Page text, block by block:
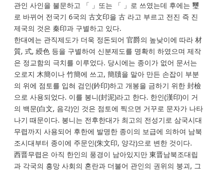
관인 사인을 불문하고 「 」또는 「 」로 쓰였는데 후에는 璽
로 바뀌어 전국기 6국의 古文印을 古 라고 부르고 전진 즉 진
제국의 것은 秦印과 구별하고 있다.
한대에는 관직제도가 더욱 정돈되어 官爵의 높낮이에 따라 材
質, 式, 綬色 등을 구별하여 신분제도를 명확히 하였으며 제작
은 정교함의 극치를 이루었다. 당시에는 종이가 없어 문서는
오로지 木簡이나 竹簡에 쓰고, 簡牘을 말아 만든 손잡이 부분
의 위에 점토를 입혀 검인(鈐印)하고 개봉을 금하기 위한 封檢
으로 사용되었다. 이를 봉니(封泥)라고 한다. 한인(漢印)이 거
의 백문(白文, 음각)인 것은 점토에 찍으면 거꾸로 문자가 나타
나기 때문이다. 봉니는 전후한대가 최고의 전성기로 삼국시대
무렵까지 사용되어 후한에 발명한 종이의 보급에 의하여 남북
조시대부터 종이에 주문인(朱文印, 양각)으로 변한 것이다.
西晋무렵은 아직 한인의 풍경이 남아있지만 東晋남북조대립
과 각국의 흥망 사회의 혼란과 더불어 관인의 권위의 붕괴, 그